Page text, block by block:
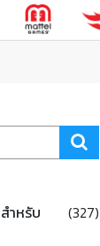
ำหรับ
(327)